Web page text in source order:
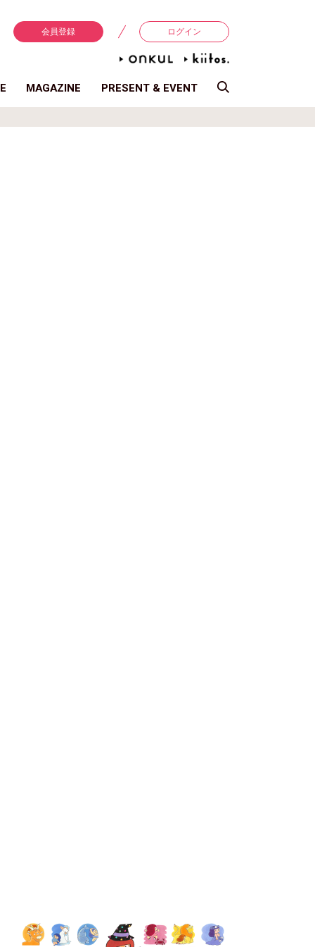
会員登録 ログイン
MAGAZINE PRESENT & EVENT